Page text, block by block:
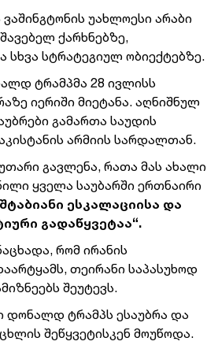
უახლოესი არაბი
ქარხნებზე,
სტრატეგიულ ობიექტებზე.
ტრამპმა 28 ივლისს
იერიში მიეტანა. აღნიშნულ
გამართა საუდის
არმიის სარდალთან.
გავლენა, რათა მას ახალი
ყველა საუბარში ერთნაირი
ესკალაციისა და
გადაწყვეტაა“.
რომ ირანის
თეირანი საპასუხოდ
შეუტევს.
დონალდ ტრამპს ესაუბრა და
შეწყვეტისკენ მოუწოდა.